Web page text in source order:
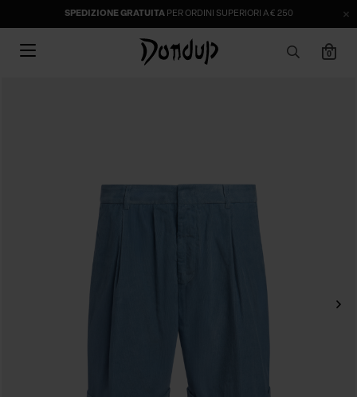
SPEDIZIONE GRATUITAPER ORDINI SUPERIORI A € 250
0